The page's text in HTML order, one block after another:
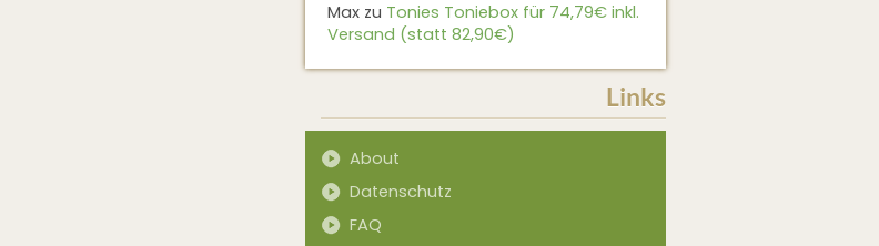
Max zu Tonies Toniebox für 74,79€ inkl.
Versand (statt 82,90€)
Links
About
Datenschutz
FAQ